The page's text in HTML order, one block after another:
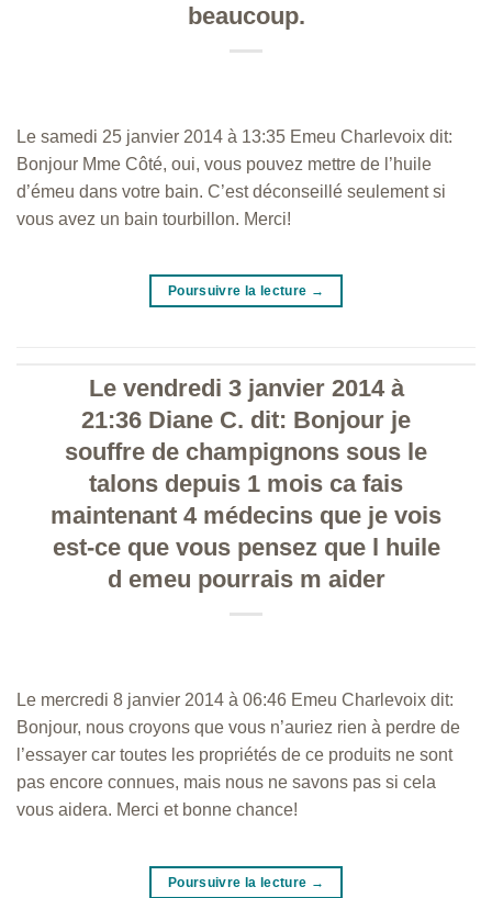
beaucoup.
Le samedi 25 janvier 2014 à 13:35 Emeu Charlevoix dit:
Bonjour Mme Côté, oui, vous pouvez mettre de l’huile
d’émeu dans votre bain. C’est déconseillé seulement si
vous avez un bain tourbillon. Merci!
Poursuivre la lecture →
Le vendredi 3 janvier 2014 à
21:36 Diane C. dit: Bonjour je
souffre de champignons sous le
talons depuis 1 mois ca fais
maintenant 4 médecins que je vois
est-ce que vous pensez que l huile
d emeu pourrais m aider
Le mercredi 8 janvier 2014 à 06:46 Emeu Charlevoix dit:
Bonjour, nous croyons que vous n’auriez rien à perdre de
l’essayer car toutes les propriétés de ce produits ne sont
pas encore connues, mais nous ne savons pas si cela
vous aidera. Merci et bonne chance!
Poursuivre la lecture →